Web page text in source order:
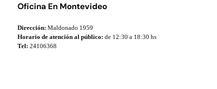
Oficina En Montevideo
Dirección:Maldonado 1959
Horario de atención al público:de 12:30 a 18:30 hs
Tel:24106368